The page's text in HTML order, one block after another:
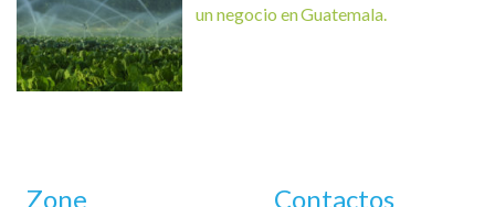
un negocio en Guatemala.
Zone Contactos